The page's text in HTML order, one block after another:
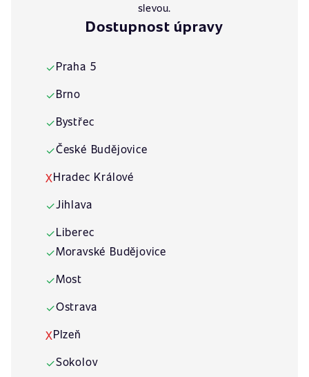
slevou.
Dostupnost úpravy
✓Praha 5
✓Brno
✓Bystřec
✓České Budějovice
XHradec Králové
✓Jihlava
✓Liberec
✓Moravské Budějovice
✓Most
✓Ostrava
XPlzeň
✓Sokolov